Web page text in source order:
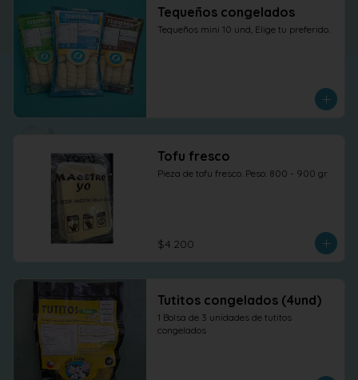
Tequeños congelados
Tequeños mini 10 und, Elige tu preferido.
Tofu fresco
Pieza de tofu fresco. Peso: 800 - 900 gr
$4.200
Tutitos congelados (4und)
1 Bolsa de 3 unidades de tutitos
congelados